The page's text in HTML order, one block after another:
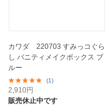
カワダ 220703 すみっコぐら
し バニティメイクボックス ブ
ルー
(1)
2,910円
販売休止中です